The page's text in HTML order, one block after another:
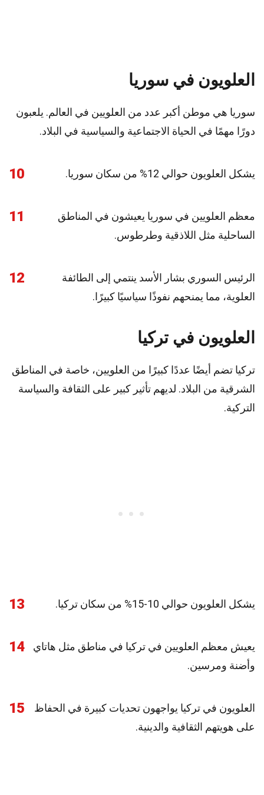
العلويون في سوريا
سوريا هي موطن أكبر عدد من العلويين في العالم. يلعبون
دورًا مهمًا في الحياة الاجتماعية والسياسية في البلاد.
10 يشكل العلويون حوالي 12% من سكان سوريا.
11
معظم العلويين في سوريا يعيشون في المناطق
الساحلية مثل اللاذقية وطرطوس.
12
الرئيس السوري بشار الأسد ينتمي إلى الطائفة
العلوية، مما يمنحهم نفوذًا سياسيًا كبيرًا.
العلويون في تركيا
تركيا تضم أيضًا عددًا كبيرًا من العلويين، خاصة في المناطق
الشرقية من البلاد. لديهم تأثير كبير على الثقافة والسياسة
التركية.
13 يشكل العلويون حوالي 10-15% من سكان تركيا.
14
يعيش معظم العلويين في تركيا في مناطق مثل هاتاي
وأضنة ومرسين.
15
العلويون في تركيا يواجهون تحديات كبيرة في الحفاظ
على هويتهم الثقافية والدينية.